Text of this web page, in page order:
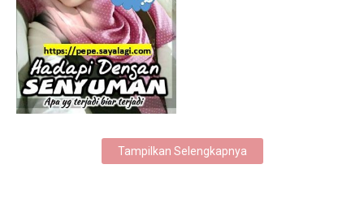
6/11/2025
Tampilkan Selengkapnya